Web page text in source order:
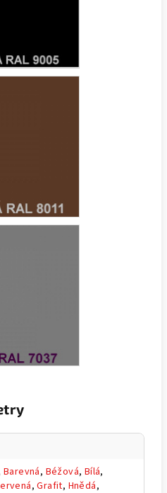
Barevná, Béžová, Bílá,
,Grafit, Hnědá,